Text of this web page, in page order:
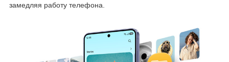
замедляя работу телефона.